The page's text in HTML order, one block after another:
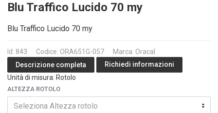
Blu Traffico Lucido 70 my
Blu Traffico Lucido 70 my
Id: 843 Codice: ORA651G-057
Marca: Oracal
Descrizione completa
Richiedi informazioni
Unità di misura: Rotolo
ALTEZZA ROTOLO
Seleziona Altezza rotolo